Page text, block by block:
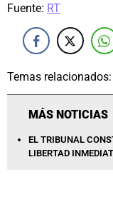
Fuente: RT
Temas relacionados:
MÁS NOTICIAS
EL TRIBUNAL
LIBERTAD